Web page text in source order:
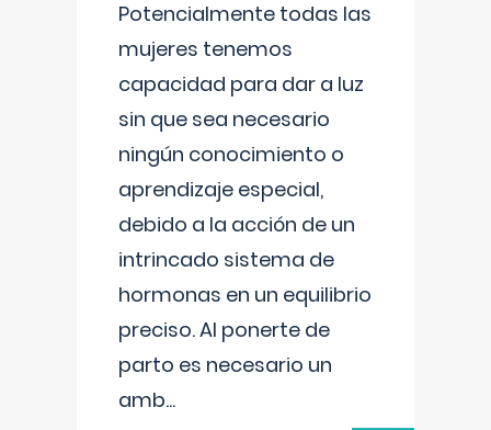
Potencialmente todas las
mujeres tenemos
capacidad para dar a luz
sin que sea necesario
ningún conocimiento o
aprendizaje especial,
debido a la acción de un
intrincado sistema de
hormonas en un equilibrio
preciso. Al ponerte de
parto es necesario un
amb...